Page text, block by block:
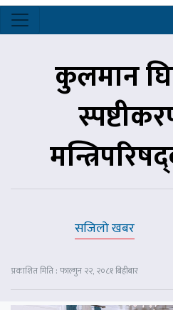
कुलमान
सजिलो खबर
प्रकाशित मिति : फाल्गुन २२, २०८१ बिहीबार